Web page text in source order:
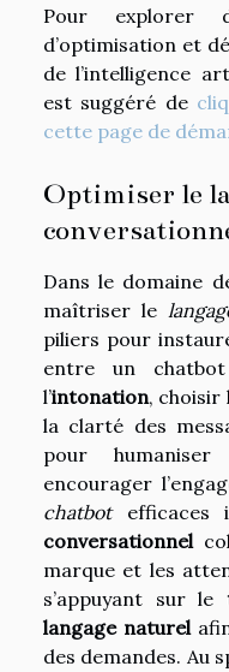
Pour explorer
d’optimisation et
de l’intelligence
est suggéré de
cette page de
Optimiser le
Dans le domaine
maîtriser le
piliers pour
entre un
l’intonation, choisir
la clarté des
pour humaniser
encourager
chatbotefficaces
conversationnel
marque et les
s’appuyant sur le
langage naturel
des demandes. Au